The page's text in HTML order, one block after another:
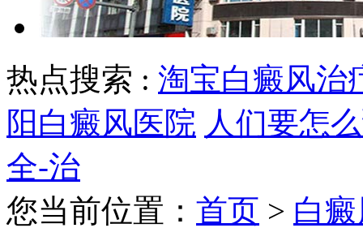
热点搜索 : 淘宝白癜风治
阳白癜风医院 人们要怎
全-治
您当前位置： 首页 > 白